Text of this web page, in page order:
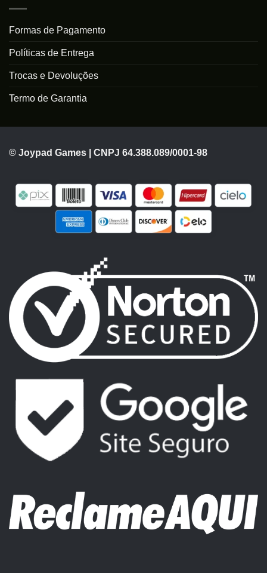
Formas de Pagamento
Políticas de Entrega
Trocas e Devoluções
Termo de Garantia
© Joypad Games | CNPJ 64.388.089/0001-98